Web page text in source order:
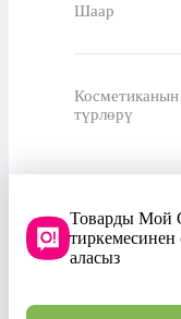
Шаар
Косметиканын
түрлөрү
Товарды Мой
тиркемесинен
аласыз